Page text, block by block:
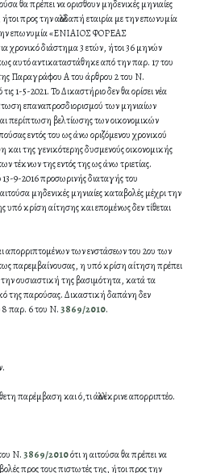
θα πρέπει να ορισθουν μηδενικές μηνιαίες
προς την αλλοδαπή εταιρία με την επωνυμία
επωνυμία «ΕΝΙΑΙΟΣ ΦΟΡΕΑΣ
διάστημα 3 ετών, ήτοι 36 μηνών
αυτό αντικαταστάθηκε από την παρ. 17 του
Παραγράφου Α του άρθρου 2 του Ν.
1-5-2021. Το Δικαστήριο δεν θα ορίσει νέα
επαναπροσδιορισμού των μηνιαίων
περίπτωση βελτίωσης των οικονομικών
εντός του ως άνω οριζόμενου χρονικού
της γενικότερης δυσμενούς οικονομικής
τέκνων της εντός της ως άνω τριετίας.
13-9-2016 προσωρινής διαταγής του
μηδενικές μηνιαίες καταβολές μέχρι την
κρίση αίτησης και επομένως δεν τίθεται
απορριπτομένων των ενστάσεων του 2ου των
παρεμβαίνουσας, η υπό κρίση αίτηση πρέπει
την ουσιαστική της βασιμότητα, κατά τα
της παρούσας. Δικαστική δαπάνη δεν
8 παρ. 6 του Ν.3869/2010.
παρέμβαση και ό,τι άλλο έκρινε απορριπτέο.
Ν.3869/2010ότι η αιτούσα θα πρέπει να
προς τους πιστωτές της, ήτοι προς την